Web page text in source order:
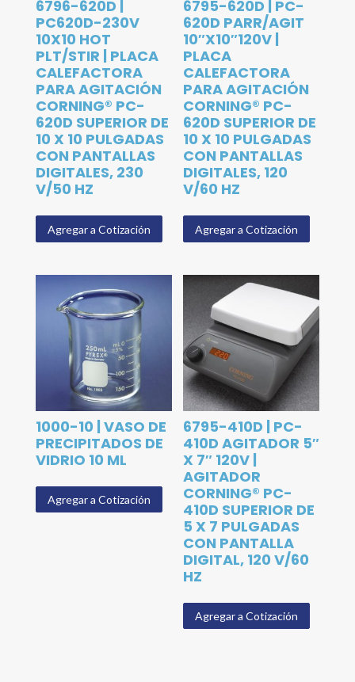
6796-620D |
PC620D-230V
10X10 HOT
PLT/STIR | PLACA
CALEFACTORA
PARA AGITACIÓN
CORNING® PC-
620D SUPERIOR DE
10 X 10 PULGADAS
CON PANTALLAS
DIGITALES, 230
V/50 HZ
Agregar a Cotización
6795-620D | PC-
620D PARR/AGIT
10″X10″120V |
PLACA
CALEFACTORA
PARA AGITACIÓN
CORNING® PC-
620D SUPERIOR DE
10 X 10 PULGADAS
CON PANTALLAS
DIGITALES, 120
V/60 HZ
Agregar a Cotización
1000-10 | VASO DE
PRECIPITADOS DE
VIDRIO 10 ML
Agregar a Cotización
6795-410D | PC-
410D AGITADOR 5″
X 7″ 120V |
AGITADOR
CORNING® PC-
410D SUPERIOR DE
5 X 7 PULGADAS
CON PANTALLA
DIGITAL, 120 V/60
HZ
Agregar a Cotización